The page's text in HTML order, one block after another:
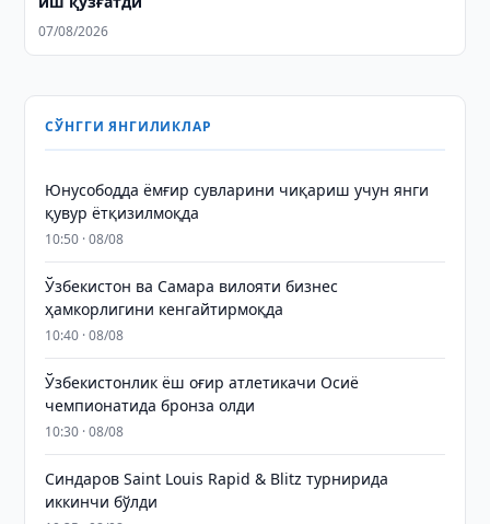
07/08/2026
СЎНГГИ ЯНГИЛИКЛАР
Юнусободда ёмғир сувларини чиқариш учун янги
қувур ётқизилмоқда
10:50 · 08/08
Ўзбекистон ва Самара вилояти бизнес
ҳамкорлигини кенгайтирмоқда
10:40 · 08/08
Ўзбекистонлик ёш оғир атлетикачи Осиё
чемпионатида бронза олди
10:30 · 08/08
Синдаров Saint Louis Rapid & Blitz турнирида
иккинчи бўлди